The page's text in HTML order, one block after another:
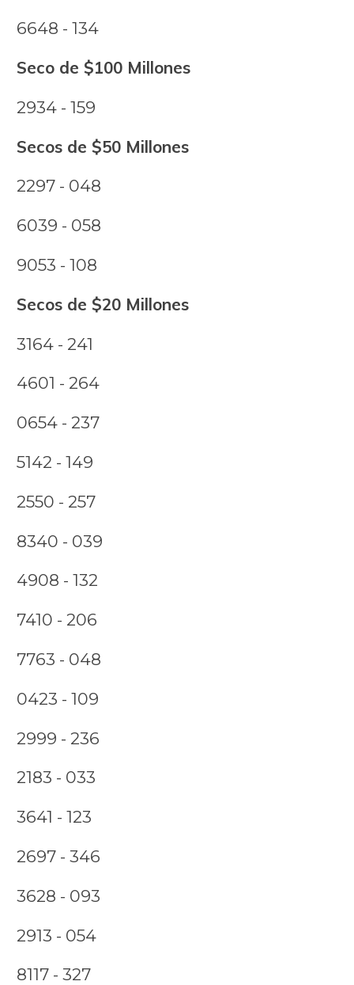
6648 - 134
Seco de $100 Millones
2934 - 159
Secos de $50 Millones
2297 - 048
6039 - 058
9053 - 108
Secos de $20 Millones
3164 - 241
4601 - 264
0654 - 237
5142 - 149
2550 - 257
8340 - 039
4908 - 132
7410 - 206
7763 - 048
0423 - 109
2999 - 236
2183 - 033
3641 - 123
2697 - 346
3628 - 093
2913 - 054
8117 - 327